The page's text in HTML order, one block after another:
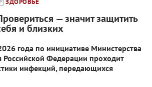
ЗДОРОВЬЕ
— значит защитить
и близких
года по инициативе Министерства
Российской Федерации проходит
инфекций, передающихся